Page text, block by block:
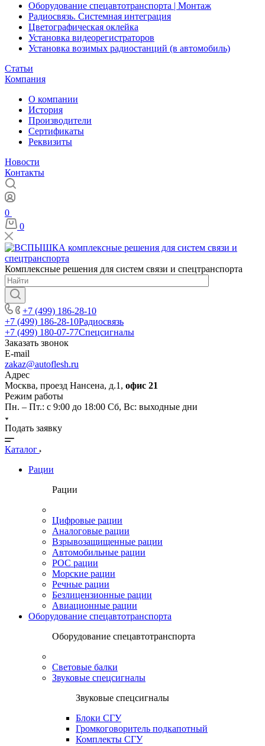
Оборудование спецавтотранспорта | Монтаж
Радиосвязь. Системная интеграция
Цветографическая оклейка
Установка видеорегистраторов
Установка возимых радиостанций (в автомобиль)
Статьи
Компания
О компании
История
Производители
Сертификаты
Реквизиты
Новости
Контакты
0
0
Комплексные решения для систем связи и спецтранспорта
+7 (499) 186-28-10
+7 (499) 186-28-10Радиосвязь
+7 (499) 180-07-77Спецсигналы
Заказать звонок
E-mail
zakaz@autoflesh.ru
Адрес
Москва, проезд Нансена, д.1, офис 21
Режим работы
Пн. – Пт.: с 9:00 до 18:00 Cб, Вс: выходные дни
Подать заявку
Каталог
Рации
Рации
Цифровые рации
Аналоговые рации
Взрывозащищенные рации
Автомобильные рации
POC рации
Морские рации
Речные рации
Безлицензионные рации
Авиационные рации
Оборудование спецавтотранспорта
Оборудование спецавтотранспорта
Световые балки
Звуковые спецсигналы
Звуковые спецсигналы
Блоки СГУ
Громкоговоритель подкапотный
Комплекты СГУ